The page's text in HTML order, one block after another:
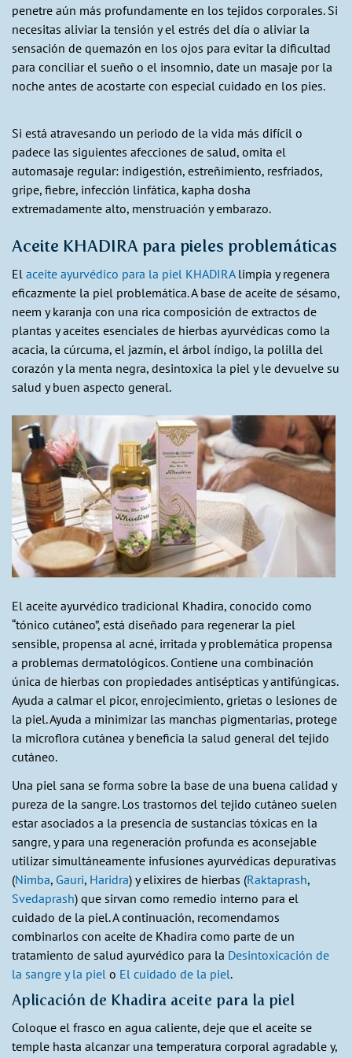
penetre aún más profundamente en los tejidos corporales. Si
necesitas aliviar la tensión y el estrés del día o aliviar la
sensación de quemazón en los ojos para evitar la dificultad
para conciliar el sueño o el insomnio, date un masaje por la
noche antes de acostarte con especial cuidado en los pies.
Si está atravesando un periodo de la vida más difícil o
padece las siguientes afecciones de salud, omita el
automasaje regular: indigestión, estreñimiento, resfriados,
gripe, fiebre, infección linfática, kapha dosha
extremadamente alto, menstruación y embarazo.
Aceite KHADIRA para pieles problemáticas
El aceite ayurvédico para la piel KHADIRAlimpia y regenera
eficazmente la piel problemática. A base de aceite de sésamo,
neem y karanja con una rica composición de extractos de
plantas y aceites esenciales de hierbas ayurvédicas como la
acacia, la cúrcuma, el jazmín, el árbol índigo, la polilla del
corazón y la menta negra, desintoxica la piel y le devuelve su
salud y buen aspecto general.
El aceite ayurvédico tradicional Khadira, conocido como
“tónico cutáneo”, está diseñado para regenerar la piel
sensible, propensa al acné, irritada y problemática propensa
a problemas dermatológicos. Contiene una combinación
única de hierbas con propiedades antisépticas y antifúngicas.
Ayuda a calmar el picor, enrojecimiento, grietas o lesiones de
la piel. Ayuda a minimizar las manchas pigmentarias, protege
la microflora cutánea y beneficia la salud general del tejido
cutáneo.
Una piel sana se forma sobre la base de una buena calidad y
pureza de la sangre. Los trastornos del tejido cutáneo suelen
estar asociados a la presencia de sustancias tóxicas en la
sangre, y para una regeneración profunda es aconsejable
utilizar simultáneamente infusiones ayurvédicas depurativas
(Nimba, Gauri, Haridra) y elixires de hierbas (Raktaprash,
Svedaprash) que sirvan como remedio interno para el
cuidado de la piel. A continuación, recomendamos
combinarlos con aceite de Khadira como parte de un
tratamiento de salud ayurvédico para la Desintoxicación de
la sangre y la piel o El cuidado de la piel.
Aplicación de Khadira aceite para la piel
Coloque el frasco en agua caliente, deje que el aceite se
temple hasta alcanzar una temperatura corporal agradable y,